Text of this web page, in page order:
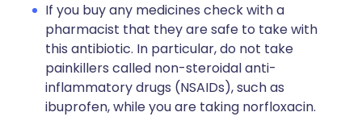
If you buy any medicines check with a
pharmacist that they are safe to take with
this antibiotic. In particular, do not take
painkillers called non-steroidal anti-
inflammatory drugs (NSAIDs), such as
ibuprofen, while you are taking norfloxacin.